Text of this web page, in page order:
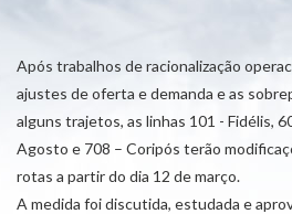
Após trabalhos de racionalização
ajustes de oferta e demanda e as
alguns trajetos, as linhas 101 - Fidélis,
Agosto e 708 – Coripós terão
rotas a partir do dia 12 de março.
A medida foi discutida, estudada e